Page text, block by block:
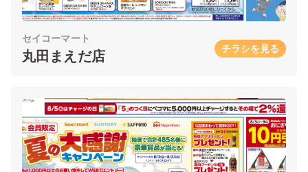
セイコーマート
丸田まえだ店 チラシを見る